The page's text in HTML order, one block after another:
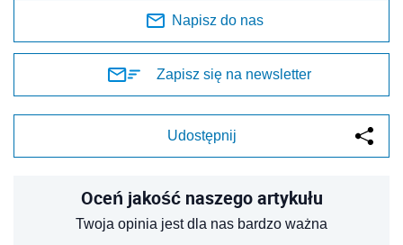
Napisz do nas
Zapisz się na newsletter
Udostępnij
Oceń jakość naszego artykułu
Twoja opinia jest dla nas bardzo ważna